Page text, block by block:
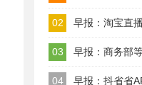
02
03
04